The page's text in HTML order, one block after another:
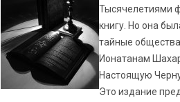
Тысячелетиями
книгу. Но она
тайные
Ионатанам
Настоящую
Это издание